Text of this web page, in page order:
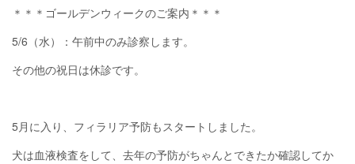
＊＊＊ゴールデンウィークのご案内＊＊＊
5/6（水）：午前中のみ診察します。
その他の祝日は休診です。
5月に入り、フィラリア予防もスタートしました。
犬は血液検査をして、去年の予防がちゃんとできたか確認してか